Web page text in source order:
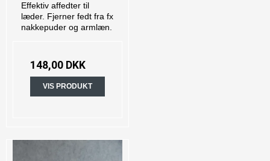
Effektiv affedter til
læder. Fjerner fedt fra fx
nakkepuder og armlæn.
148,00 DKK
VIS PRODUKT